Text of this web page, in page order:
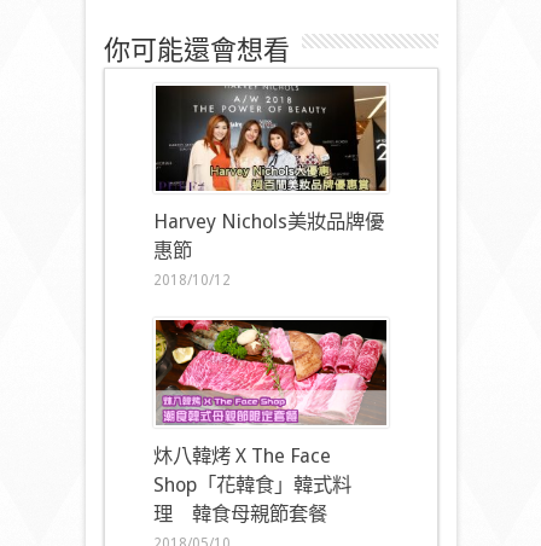
你可能還會想看
Harvey Nichols美妝品牌優
惠節
2018/10/12
炑八韓烤 X The Face
Shop「花韓食」韓式料
理 韓食母親節套餐